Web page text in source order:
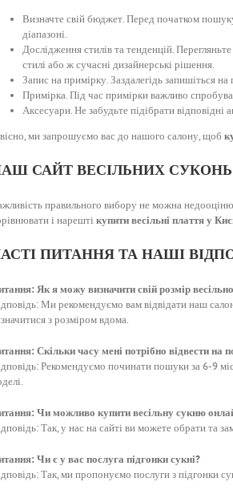
Визначте свій бюджет. Перед початком
діапазоні.
Дослідження стилів та тенденцій.
стилі або ж сучасні дизайнерські рішення.
Запис на примірку. Заздалегідь запишіться
Примірка. Під час примірки важливо
Аксесуари. Не забудьте підібрати відповідні
ми запрошуємо вас до нашого салону, щоб
САЙТ ВЕСІЛЬНИХ
правильного вибору не можна
і нарешті купити весільні плаття у
ПИТАННЯ ТА НАШІ
Як я можу визначити свій розмір
Ми рекомендуємо вам відвідати наш
з розміром вдома.
Скільки часу мені потрібно відвести на
Рекомендуємо починати пошуки за 6-9
Чи можливо купити весільну сукню
Так, у нас на сайті ви можете обрати та
Чи є у вас послуга підгонки сукні?
Так, ми пропонуємо послуги з підгонки